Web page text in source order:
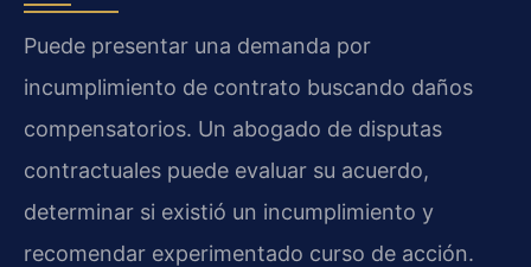
Puede presentar una demanda por
incumplimiento de contrato buscando daños
compensatorios. Un abogado de disputas
contractuales puede evaluar su acuerdo,
determinar si existió un incumplimiento y
recomendar experimentado curso de acción.